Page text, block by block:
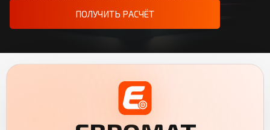
ПОЛУЧИТЬ РАСЧЁТ